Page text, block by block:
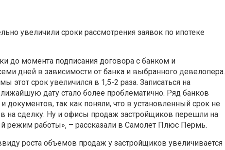
увеличили сроки рассмотрения заявок по ипотеке
до момента подписания договора с банком и
дней в зависимости от банка и выбранного девелопера.
этот срок увеличился в 1,5-2 раза. Записаться на
дату стало более проблематично. Ряд банков
документов, так как поняли, что в установленный срок не
на сделку. Ну и офисы продаж застройщиков перешли на
режим работы», – рассказали в Самолет Плюс Пермь.
роста объемов продаж у застройщиков увеличивается